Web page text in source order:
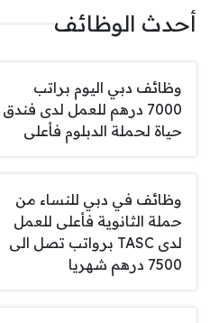
أحدث الوظائف
وظائف دبي اليوم براتب
7000 درهم للعمل لدى فندق
حياة لحملة الدبلوم فأعلى
وظائف في دبي للنساء من
حملة الثانوية فأعلى للعمل
لدى TASC برواتب تصل الى
7500 درهم شهريا